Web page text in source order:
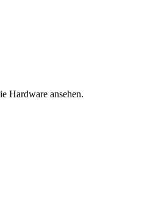
Hardware ansehen.